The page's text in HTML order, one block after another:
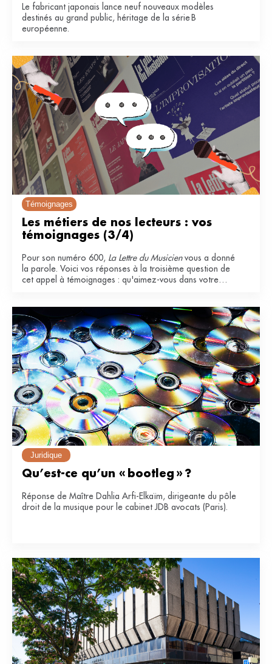
Le fabricant japonais lance neuf nouveaux modèles
destinés au grand public, héritage de la série B
européenne.
Témoignages
Les métiers de nos lecteurs : vos
témoignages (3/4)
Pour son numéro 600, La Lettre du Musicienvous a donné
la parole. Voici vos réponses à la troisième question de
cet appel à témoignages : qu'aimez-vous dans votre
Juridique
Qu’est-ce qu’un « bootleg » ?
Réponse de Maître Dahlia Arfi-Elkaïm, dirigeante du pôle
droit de la musique pour le cabinet JDB avocats (Paris).